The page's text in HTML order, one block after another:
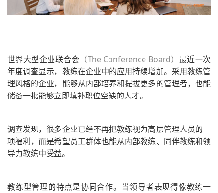
世界大型企业联合会 （The Conference Board） 最近一次
年度调查显示，教练在企业中的应用持续增加。 采用教练管
理风格的企业，能够从内部培养和提拔更多的管理者，也能
储备一批能够立即填补职位空缺的人才。
调查发现，很多企业已经不再把教练视为高层管理人员的一
项福利，而是希望员工群体也能从内部教练、同伴教练和领
导力教练中受益。
教练型管理的特点是协同合作。当领导者表现得像教练一